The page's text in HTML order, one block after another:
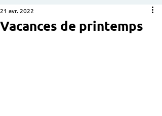
Vacances de printemps
21 avr. 2022